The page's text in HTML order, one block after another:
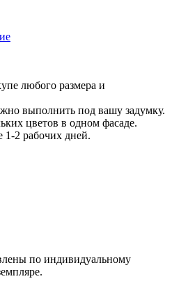
любого размера и
выполнить под вашу задумку.
цветов в одном фасаде.
1-2 рабочих дней.
по индивидуальному